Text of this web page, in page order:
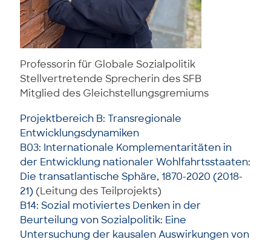
Professorin für Globale Sozialpolitik
Stellvertretende Sprecherin des SFB
Mitglied des Gleichstellungsgremiums
Projektbereich B: Transregionale
Entwicklungsdynamiken
B03: Internationale Komplementaritäten in
der Entwicklung nationaler Wohlfahrtsstaaten:
Die transatlantische Sphäre, 1870-2020 (2018-
21) (Leitung des Teilprojekts)
B14: Sozial motiviertes Denken in der
Beurteilung von Sozialpolitik: Eine
Untersuchung der kausalen Auswirkungen von